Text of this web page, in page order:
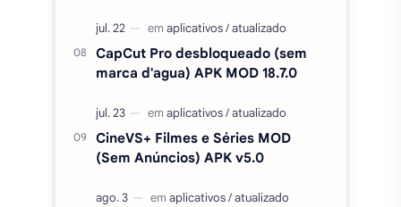
CapCut Pro desbloqueado (sem
marca d'agua) APK MOD 18.7.0
CineVS+ Filmes e Séries MOD
(Sem Anúncios) APK v5.0